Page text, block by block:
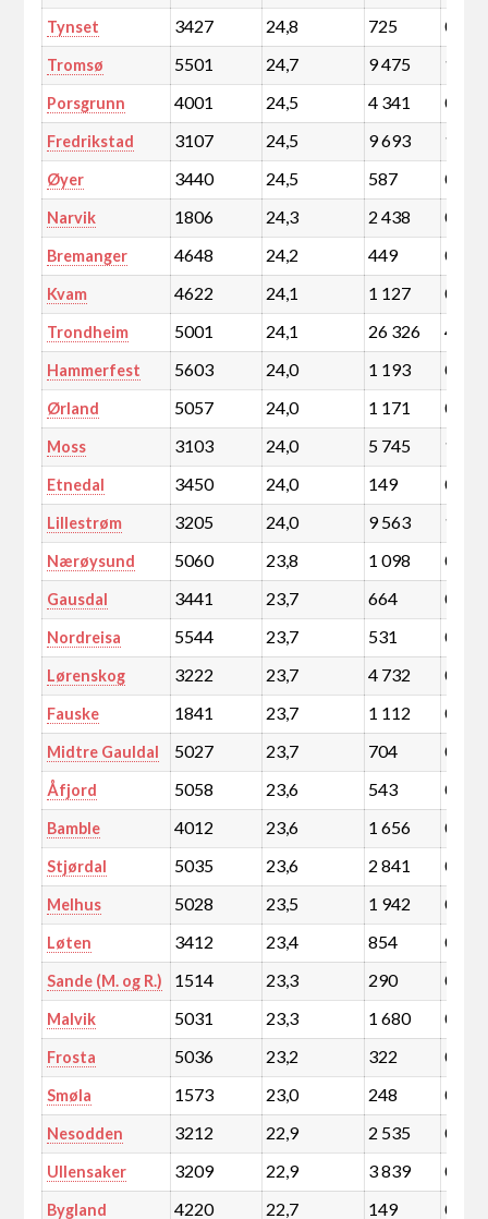
Tynset 3427 24,8 725 0,1
Tromsø 5501 24,7 9 475 1,6
Porsgrunn 4001 24,5 4 341 0,8
Fredrikstad 3107 24,5 9 693 1,7
Øyer 3440 24,5 587 0,1
Narvik 1806 24,3 2 438 0,4
Bremanger 4648 24,2 449 0,1
Kvam 4622 24,1 1 127 0,2
Trondheim 5001 24,1 26 326 4,6
Hammerfest 5603 24,0 1 193 0,2
Ørland 5057 24,0 1 171 0,2
Moss 3103 24,0 5 745 1,0
Etnedal 3450 24,0 149 0,0
Lillestrøm 3205 24,0 9 563 1,7
Nærøysund 5060 23,8 1 098 0,2
Gausdal 3441 23,7 664 0,1
Nordreisa 5544 23,7 531 0,1
Lørenskog 3222 23,7 4 732 0,8
Fauske 1841 23,7 1 112 0,2
Midtre Gauldal 5027 23,7 704 0,1
Åfjord 5058 23,6 543 0,1
Bamble 4012 23,6 1 656 0,3
Stjørdal 5035 23,6 2 841 0,5
Melhus 5028 23,5 1 942 0,3
Løten 3412 23,4 854 0,1
Sande (M. og R.) 1514 23,3 290 0,1
Malvik 5031 23,3 1 680 0,3
Frosta 5036 23,2 322 0,1
Smøla 1573 23,0 248 0,0
Nesodden 3212 22,9 2 535 0,4
Ullensaker 3209 22,9 3 839 0,7
Bygland 4220 22,7 149 0,0